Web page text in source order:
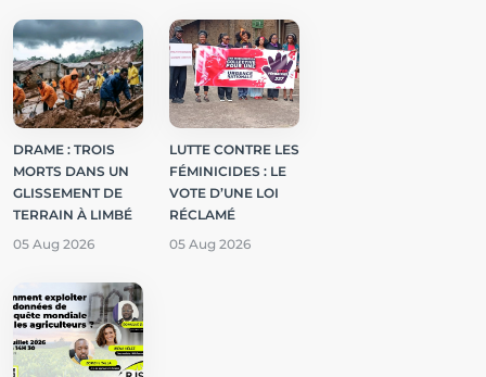
DRAME : TROIS
MORTS DANS UN
GLISSEMENT DE
TERRAIN À LIMBÉ
05 Aug 2026
LUTTE CONTRE LES
FÉMINICIDES : LE
VOTE D’UNE LOI
RÉCLAMÉ
05 Aug 2026